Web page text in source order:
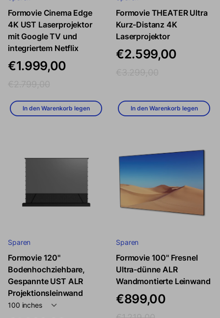
Formovie Cinema Edge
4K UST Laserprojektor
mit Google TV und
integriertem Netflix
Verkaufspreis
€1.999,00
Regulärer Preis
In den Warenkorb legen
Formovie THEATER Ultra
Kurz-Distanz 4K
Laserprojektor
Verkaufspreis
€2.599,00
Regulärer
In den Warenkorb legen
Sparen
Formovie 120''
Bodenhochziehbare,
Gespannte UST ALR
Projektionsleinwand
Verkaufspreis Regulärer Preis
Sparen
Formovie 100'' Fresnel
Ultra-dünne ALR
Wandmontierte Leinwand
Verkaufspreis
€899,00
Regulärer